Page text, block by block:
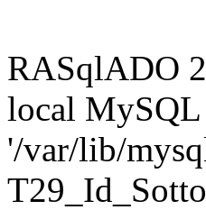
RASqlADO
local MySQL
'/var/lib/